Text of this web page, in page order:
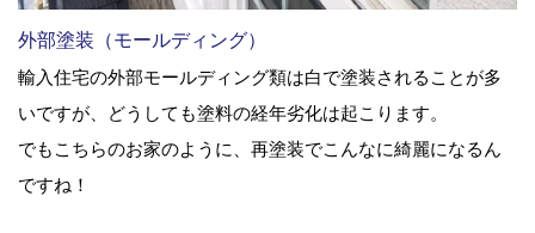
外部塗装（モールディング）
輸入住宅の外部モールディング類は白で塗装されることが多
いですが、どうしても塗料の経年劣化は起こります。
でもこちらのお家のように、再塗装でこんなに綺麗になるん
ですね！